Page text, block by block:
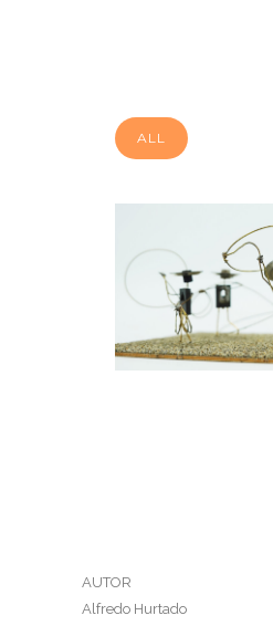
ALL
FLOREO CON
Floreo con
AUTOR
Alfredo Hurtado